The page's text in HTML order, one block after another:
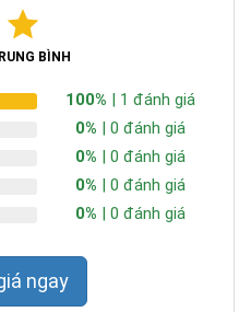
Tốc Độ Mạnh
chi phí điện năng cho quạt
BÌNH
100% | 1 đánh giá
0% | 0 đánh giá
0% | 0 đánh giá
0% | 0 đánh giá
0% | 0 đánh giá
giá ngay